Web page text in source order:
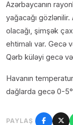
Azərbaycanın
yağacağı
olacağı, şimşək
ehtimalı var. Gecə
Qərb küləyi gecə
Havanın
dağlarda gecə 0-
PAYLAŞ